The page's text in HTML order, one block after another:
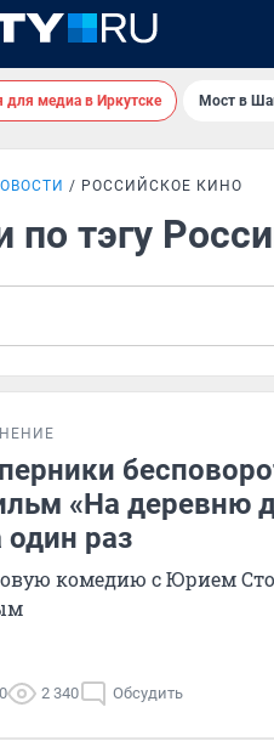
для медиа в Иркутске Мост в
РОССИЙСКОЕ КИНО
по тэгу
«На деревню
один раз
комедию с Юрием
2 340 Обсудить